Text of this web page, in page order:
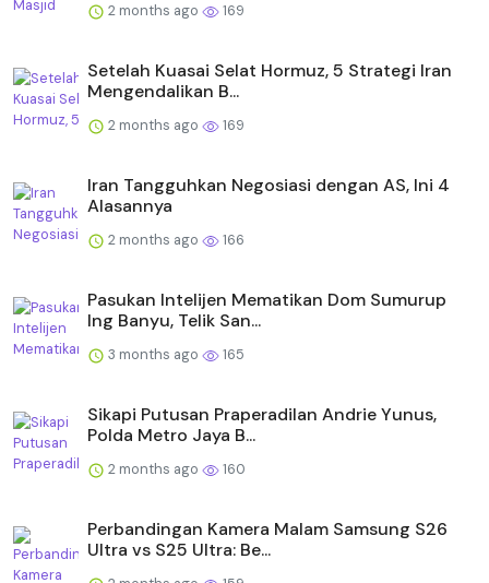
2 months ago 169
Setelah Kuasai Selat Hormuz, 5 Strategi Iran
Mengendalikan B...
2 months ago 169
Iran Tangguhkan Negosiasi dengan AS, Ini 4
Alasannya
2 months ago 166
Pasukan Intelijen Mematikan Dom Sumurup
Ing Banyu, Telik San...
3 months ago 165
Sikapi Putusan Praperadilan Andrie Yunus,
Polda Metro Jaya B...
2 months ago 160
Perbandingan Kamera Malam Samsung S26
Ultra vs S25 Ultra: Be...